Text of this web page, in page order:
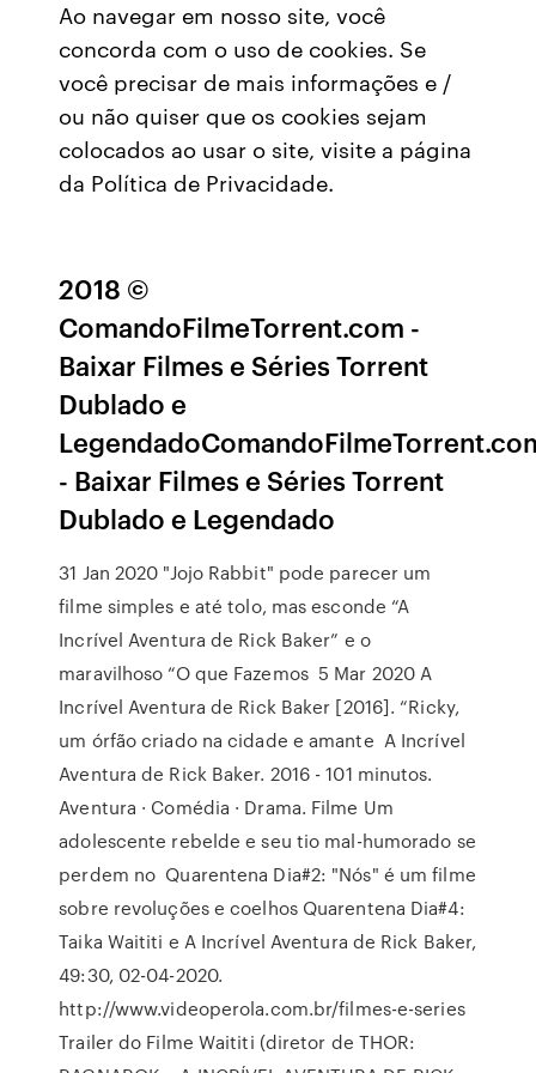
Ao navegar em nosso site, você
concorda com o uso de cookies. Se
você precisar de mais informações e /
ou não quiser que os cookies sejam
colocados ao usar o site, visite a página
da Política de Privacidade.
2018 ©
ComandoFilmeTorrent.com -
Baixar Filmes e Séries Torrent
Dublado e
- Baixar Filmes e Séries Torrent
Dublado e Legendado
31 Jan 2020 "Jojo Rabbit" pode parecer um
filme simples e até tolo, mas esconde “A
Incrível Aventura de Rick Baker” e o
maravilhoso “O que Fazemos 5 Mar 2020 A
Incrível Aventura de Rick Baker [2016]. “Ricky,
um órfão criado na cidade e amante A Incrível
Aventura de Rick Baker. 2016 - 101 minutos.
Aventura · Comédia · Drama. Filme Um
adolescente rebelde e seu tio mal-humorado se
perdem no Quarentena Dia#2: "Nós" é um filme
sobre revoluções e coelhos Quarentena Dia#4:
Taika Waititi e A Incrível Aventura de Rick Baker,
49:30, 02-04-2020.
http://www.videoperola.com.br/filmes-e-series
Trailer do Filme Waititi (diretor de THOR: